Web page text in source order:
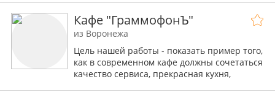
Кафе "ГраммофонЪ"
из Воронежа
Цель нашей работы - показать пример того,
как в современном кафе должны сочетаться
качество сервиса, прекрасная кухня,